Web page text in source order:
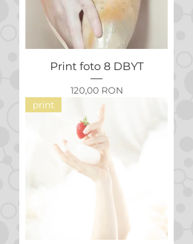
Print foto 8 DBYT
Preț
120,00 RON
print